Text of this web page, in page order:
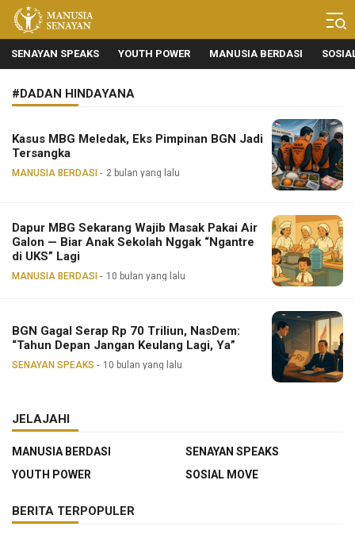
Manusia Senayan
Manusia Bicara, Senayan Bersuara
SENAYAN SPEAKS YOUTH POWER MANUSIA BERDASI
#DADAN HINDAYANA
Kasus MBG Meledak, Eks Pimpinan BGN Jadi
Tersangka
MANUSIA BERDASI 2 bulan yang lalu
Dapur MBG Sekarang Wajib Masak Pakai Air
Galon — Biar Anak Sekolah Nggak “Ngantre
di UKS” Lagi
MANUSIA BERDASI 10 bulan yang lalu
BGN Gagal Serap Rp 70 Triliun, NasDem:
“Tahun Depan Jangan Keulang Lagi, Ya”
SENAYAN SPEAKS 10 bulan yang lalu
JELAJAHI
MANUSIA BERDASI
SENAYAN SPEAKS
YOUTH POWER
SOSIAL MOVE
BERITA TERPOPULER